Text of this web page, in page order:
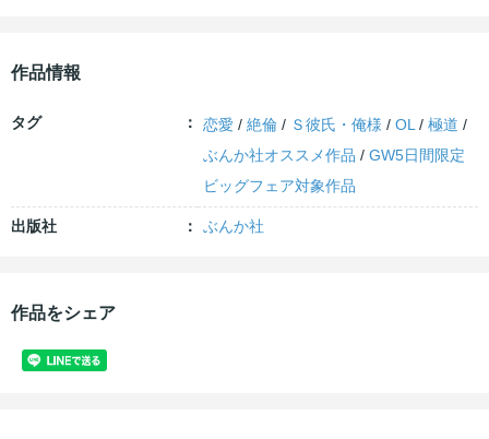
作品情報
タグ 恋愛 /絶倫 / Ｓ彼氏・俺様 /OL /極道 /
ぶんか社オススメ作品 /GW5日間限定
ビッグフェア対象作品
出版社 ぶんか社
作品をシェア